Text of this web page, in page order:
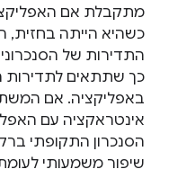
מתקבלת אם
כשהיא הייתה בחזית,
התדירות של
כך שתתאים
באפליקציה. אם
אינטראקציה עם
הסנכרון התקופתי
שיפור משמעותי